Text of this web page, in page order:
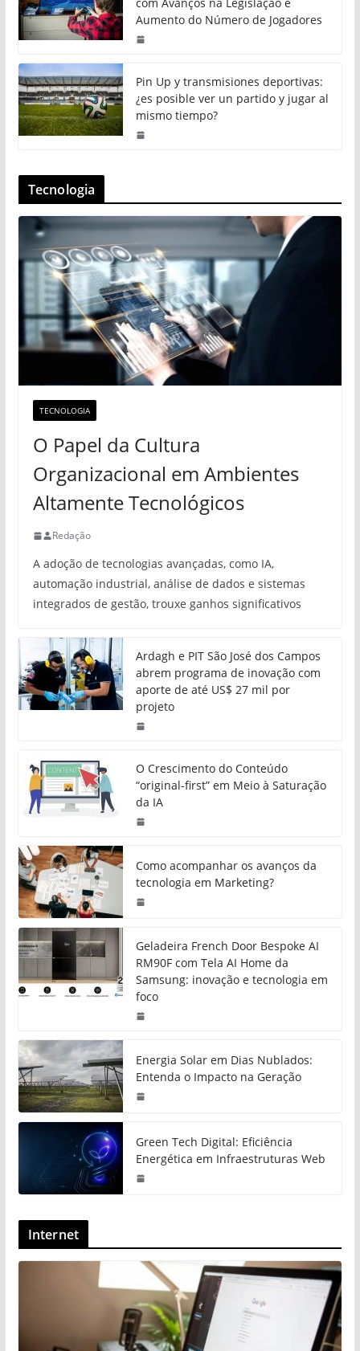
Aumento do Número de Jogadores
Pin Up y transmisiones deportivas:
¿es posible ver un partido y jugar al
mismo tiempo?
Tecnologia
TECNOLOGIA
O Papel da Cultura
Organizacional em Ambientes
Altamente Tecnológicos
Redação
A adoção de tecnologias avançadas, como IA,
automação industrial, análise de dados e sistemas
integrados de gestão, trouxe ganhos significativos
Ardagh e PIT São José dos Campos
abrem programa de inovação com
aporte de até US$ 27 mil por
projeto
O Crescimento do Conteúdo
“original-first” em Meio à Saturação
da IA
Como acompanhar os avanços da
tecnologia em Marketing?
Geladeira French Door Bespoke AI
RM90F com Tela AI Home da
Samsung: inovação e tecnologia em
foco
Energia Solar em Dias Nublados:
Entenda o Impacto na Geração
Green Tech Digital: Eficiência
Energética em Infraestruturas Web
Internet